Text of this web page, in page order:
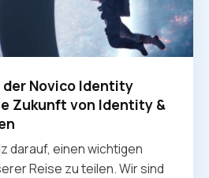
Novico Identity
Zukunft von Identity &
darauf, einen wichtigen
Reise zu teilen. Wir sind